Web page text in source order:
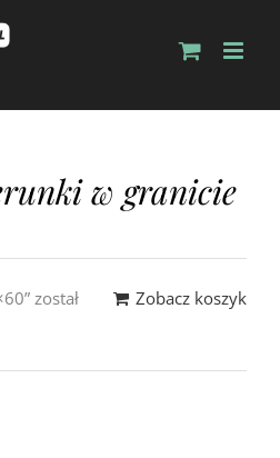
w granicie
Zobacz koszyk
został